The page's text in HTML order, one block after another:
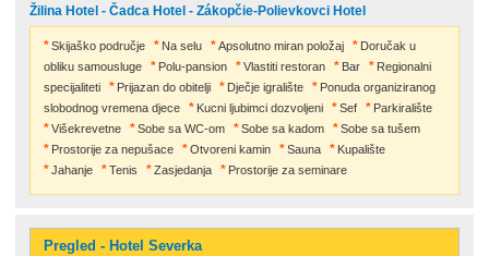
Žilina Hotel - Čadca Hotel - Zákopčie-Polievkovci Hotel
Skijaško područje Na selu Apsolutno miran položaj
Doručak u
obliku samousluge
Polu-pansion Vlastiti restoran Bar
Regionalni
specijaliteti
Prijazan do obitelji Dječje igralište
Ponuda organiziranog
slobodnog vremena djece
Kucni ljubimci dozvoljeni Sef
Parkiralište
Višekrevetne
Sobe sa WC-om Sobe sa kadom
Sobe sa tušem
Prostorije za nepušace
Otvoreni kamin Sauna
Kupalište
Jahanje
Tenis Zasjedanja Prostorije za seminare
Pregled - Hotel Severka